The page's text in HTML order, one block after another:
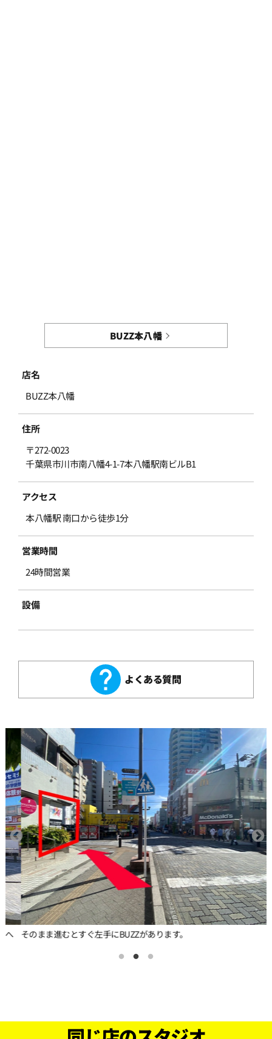
BUZZ本八幡
店名
BUZZ本八幡
住所
〒272-0023
千葉県市川市南八幡4-1-7本八幡駅南ビルB1
アクセス
本八幡駅 南口から徒歩1分
営業時間
24時間営業
設備
よくある質問
そのまま進むとすぐ左手にBUZZがあります。